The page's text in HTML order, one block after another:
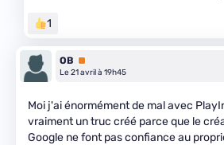
1
OB Premium
Le 21 avril à 19h45
Moi j'ai énormément de mal avec
vraiment un truc créé parce que le
Google ne font pas confiance au